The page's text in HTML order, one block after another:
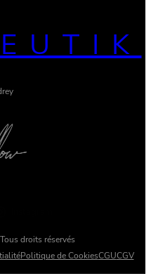
droits réservés
Politique de CookiesCGUCGV